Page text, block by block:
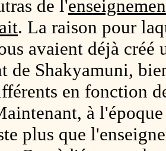
de l'
. La raison pour
avaient déjà
de Shakyamuni,
en fonction
à
plus que